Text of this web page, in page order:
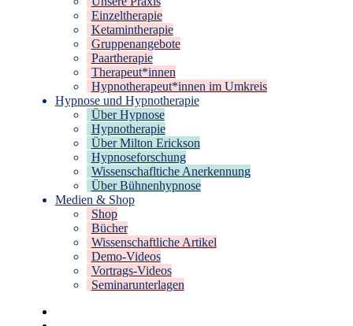
Einzeltherapie
Ketamintherapie
Gruppenangebote
Paartherapie
Therapeut*innen
Hypnotherapeut*innen im Umkreis
Hypnose und Hypnotherapie
Über Hypnose
Hypnotherapie
Über Milton Erickson
Hypnoseforschung
Wissenschafltiche Anerkennung
Über Bühnenhypnose
Medien & Shop
Shop
Bücher
Wissenschaftliche Artikel
Demo-Videos
Vortrags-Videos
Seminarunterlagen